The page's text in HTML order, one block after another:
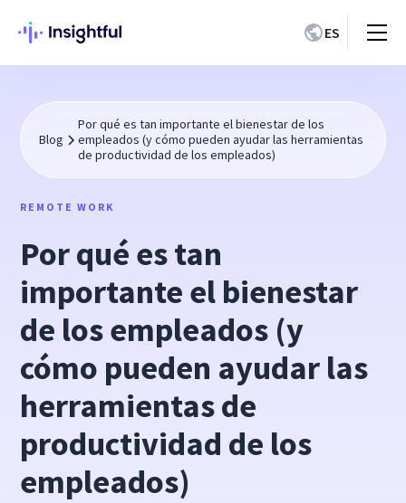
ES
Blog
Por qué es tan importante el bienestar de los
empleados (y cómo pueden ayudar las herramientas
de productividad de los empleados)
REMOTE WORK
Por qué es tan
importante el bienestar
de los empleados (y
cómo pueden ayudar las
herramientas de
productividad de los
empleados)